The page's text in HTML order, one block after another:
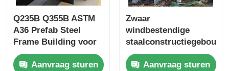
Q235B Q355B ASTM
A36 Prefab Steel
Frame Building voor
Warehouse Workshop
Custom Design
Aanvraag sturen
Zwaar
windbestendige
staalconstructiegebouw
beton staal gemengd
gebouwAanvraag sturen